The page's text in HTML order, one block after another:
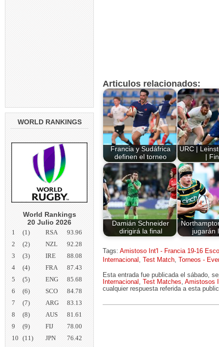
WORLD RANKINGS
World Rankings
20 Julio 2026
1 (1) RSA
93.96
2
(2) NZL
92.28
3
(3) IRE
88.08
4
(4) FRA
87.43
5
(5) ENG
85.68
6
(6) SCO
84.78
7
(7) ARG
83.13
8
(8) AUS
81.61
9
(9) FIJ
78.00
10 (11) JPN 76.42
Articulos relacionados:
Francia y Sudáfrica
definen el torneo
URC |
|
Damián Schneider
dirigirá la final
jugarán
Tags: Amistoso Int'l - Francia 19-16
Internacional , Test Match, Torneos -
Esta entrada fue publicada el sábado,
Internacional , Test Matches, Amistosos
cualquier respuesta referida a esta